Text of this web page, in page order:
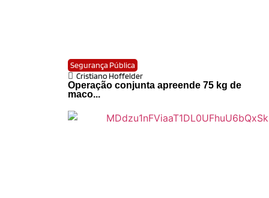
Segurança Pública
Cristiano Hoffelder
Operação conjunta apreende 75 kg de
maco...